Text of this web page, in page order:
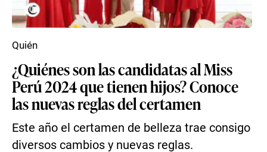
¿Quiénes son las candidatas al Miss
Perú 2024 que tienen hijos? Conoce
las nuevas reglas del certamen
Este año el certamen de belleza trae consigo
diversos cambios y nuevas reglas.
Quién